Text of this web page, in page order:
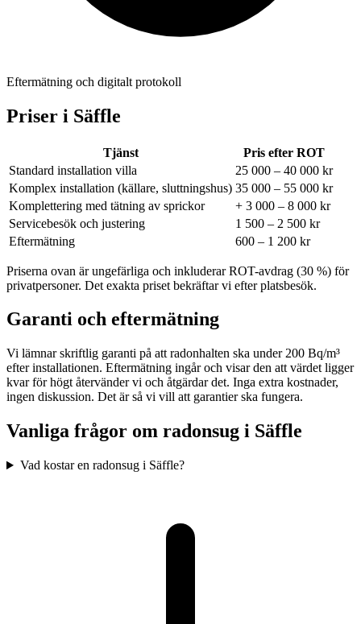
Eftermätning och digitalt protokoll
Priser i Säffle
Tjänst
Pris efter ROT
Standard installation villa
25 000 – 40 000 kr
Komplex installation (källare, sluttningshus) 35 000 – 55 000 kr
Komplettering med tätning av sprickor
+ 3 000 – 8 000 kr
Servicebesök och justering
1 500 – 2 500 kr
Eftermätning
600 – 1 200 kr
Priserna ovan är ungefärliga och inkluderar ROT-avdrag (30 %) för
privatpersoner. Det exakta priset bekräftar vi efter platsbesök.
Garanti och eftermätning
Vi lämnar skriftlig garanti på att radonhalten ska under 200 Bq/m³
efter installationen. Eftermätning ingår och visar den att värdet ligger
kvar för högt återvänder vi och åtgärdar det. Inga extra kostnader,
ingen diskussion. Det är så vi vill att garantier ska fungera.
Vanliga frågor om radonsug i Säffle
Vad kostar en radonsug i Säffle?